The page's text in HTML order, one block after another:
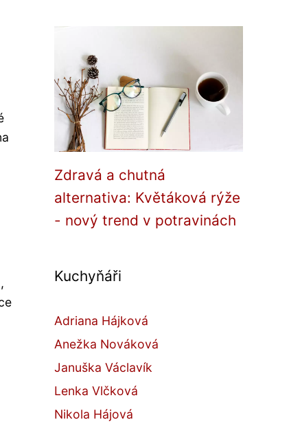
Zdravá a chutná
alternativa: Květáková rýže
- nový trend v potravinách
Kuchyňáři
Adriana Hájková
Anežka Nováková
Januška Václavík
Lenka Vlčková
Nikola Hájová